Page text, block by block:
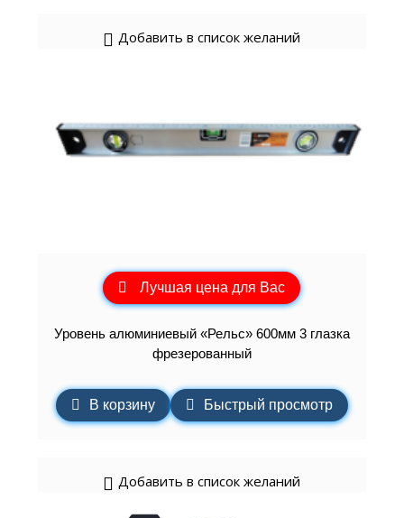
Добавить в список желаний
Лучшая цена для Вас
Уровень алюминиевый «Рельс» 600мм 3 глазка
фрезерованный
В корзину Быстрый просмотр
Добавить в список желаний